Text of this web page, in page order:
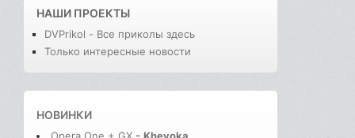
НАШИ ПРОЕКТЫ
DVPrikol - Все приколы здесь
Только интересные новости
НОВИНКИ